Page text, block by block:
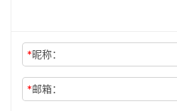
*昵称：
*邮箱：